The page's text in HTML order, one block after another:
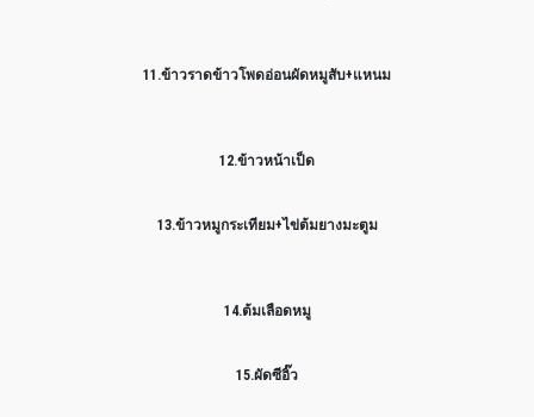
11.ข้าวราดข้าวโพดอ่อนผัดหมูสับ+แหนม
12.ข้าวหน้าเป็ด
13.ข้าวหมูกระเทียม+ไข่ต้มยางมะตูม
14.ต้มเลือดหมู
15.ผัดซีอิ๊ว